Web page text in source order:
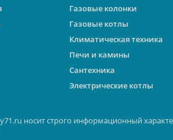
Газовые колонки
Газовые котлы
Климатическая техника
Печи и камины
Сантехника
Электрические котлы
носит строго информационный